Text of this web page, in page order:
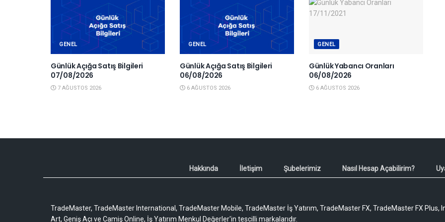
GENEL
Günlük Açığa Satış Bilgileri
07/08/2026
7 AĞUSTOS 2026
GENEL
Günlük Açığa Satış Bilgileri
06/08/2026
6 AĞUSTOS 2026
GENEL
Günlük Yabancı Oranları
06/08/2026
6 AĞUSTOS 2026
Hakkında İletişim Şubelerimiz Nasıl Hesap Açabilirim?
TradeMaster, TradeMaster International, TradeMaster Mobile, TradeMaster İş Yatırım, TradeMaster FX, TradeMaster FX Plus,
Art, Geniş Açı ve Camiş Online, İş Yatırım Menkul Değerler'in tescilli markalarıdır.